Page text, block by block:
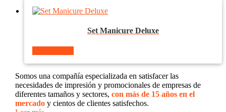
Set Manicure Deluxe
Somos una compañía especializada en satisfacer las
necesidades de impresión y promocionales de empresas de
diferentes tamaños y sectores, con más de 15 años en el
mercadoy cientos de clientes satisfechos.